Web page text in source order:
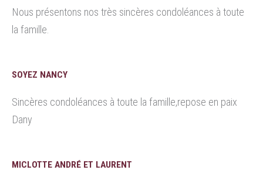
Nous présentons nos très sincères condoléances à toute
la famille.
SOYEZ NANCY
Sincères condoléances à toute la famille,repose en paix
Dany
MICLOTTE ANDRÉ ET LAURENT